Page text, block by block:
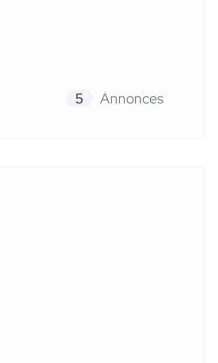
5 Annonces